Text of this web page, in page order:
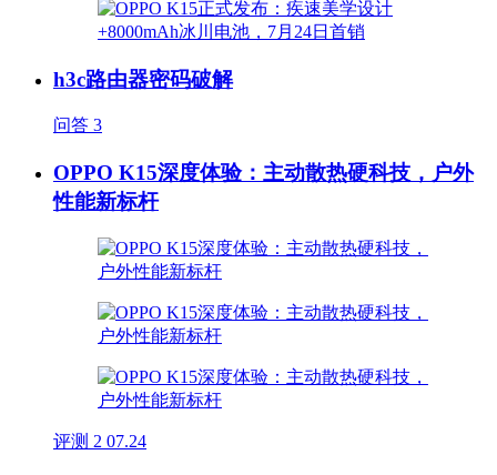
h3c路由器密码破解
问答 3
OPPO K15深度体验：主动散热硬科技，户外
性能新标杆
评测 2 07.24